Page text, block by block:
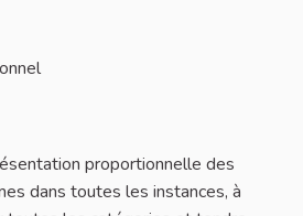
proportionnelle des
dans toutes les instances, à